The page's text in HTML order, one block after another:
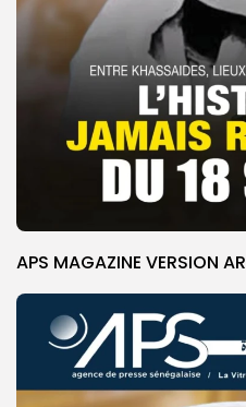
APS MAGAZINE VERSION AR